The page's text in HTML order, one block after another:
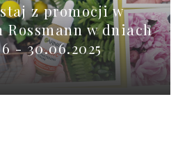
z promocji w
Rossmann w dniach
- 30.06.2025